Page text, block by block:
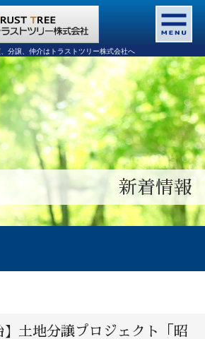
分譲、仲介はトラストツリー株式会社へ
新着情報
】土地分譲プロジェクト「昭